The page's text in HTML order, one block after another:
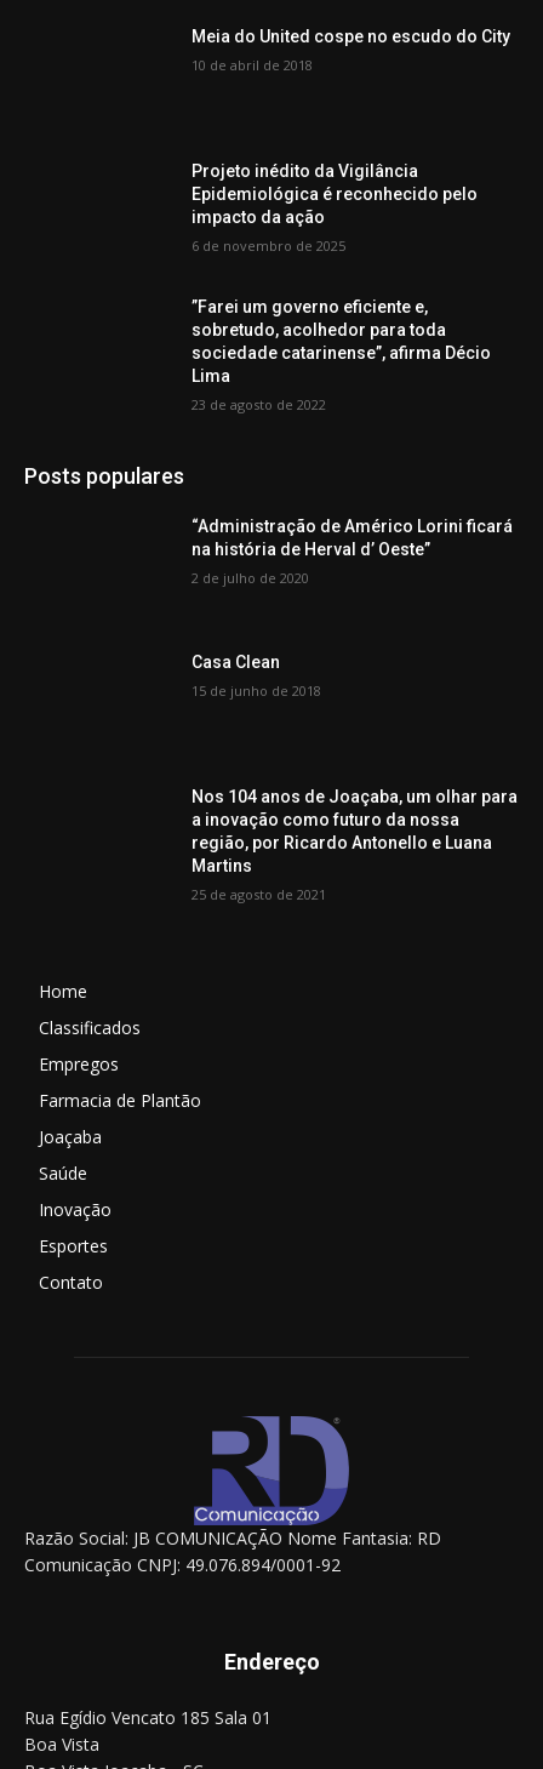
Meia do United cospe no escudo do City
10 de abril de 2018
Projeto inédito da Vigilância
Epidemiológica é reconhecido pelo
impacto da ação
6 de novembro de 2025
”Farei um governo eficiente e,
sobretudo, acolhedor para toda
sociedade catarinense”, afirma Décio
Lima
23 de agosto de 2022
Posts populares
“Administração de Américo Lorini ficará
na história de Herval d’ Oeste”
2 de julho de 2020
Casa Clean
15 de junho de 2018
Nos 104 anos de Joaçaba, um olhar para
a inovação como futuro da nossa
região, por Ricardo Antonello e Luana
Martins
25 de agosto de 2021
Home
Classificados
Empregos
Farmacia de Plantão
Joaçaba
Saúde
Inovação
Esportes
Contato
Razão Social: JB COMUNICAÇÃO Nome Fantasia: RD
Comunicação CNPJ: 49.076.894/0001-92
Endereço
Rua Egídio Vencato 185 Sala 01
Boa Vista